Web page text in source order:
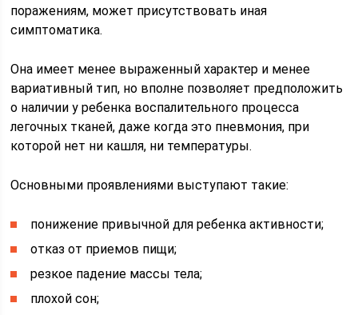
поражениям, может присутствовать иная
симптоматика.
Она имеет менее выраженный характер и менее
вариативный тип, но вполне позволяет предположить
о наличии у ребенка воспалительного процесса
легочных тканей, даже когда это пневмония, при
которой нет ни кашля, ни температуры.
Основными проявлениями выступают такие:
понижение привычной для ребенка активности;
отказ от приемов пищи;
резкое падение массы тела;
плохой сон;